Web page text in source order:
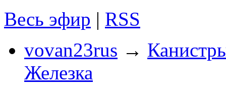
Весь эфир | RSS
vovan23rus →
Железка